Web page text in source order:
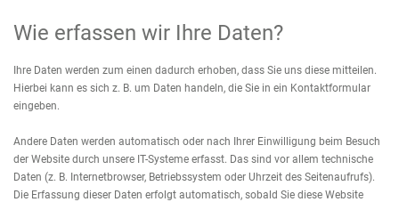
Wie erfassen wir Ihre Daten?
Ihre Daten werden zum einen dadurch erhoben, dass Sie uns diese mitteilen.
Hierbei kann es sich z. B. um Daten handeln, die Sie in ein Kontaktformular
eingeben.
Andere Daten werden automatisch oder nach Ihrer Einwilligung beim Besuch
der Website durch unsere IT-Systeme erfasst. Das sind vor allem technische
Daten (z. B. Internetbrowser, Betriebssystem oder Uhrzeit des Seitenaufrufs).
Die Erfassung dieser Daten erfolgt automatisch, sobald Sie diese Website